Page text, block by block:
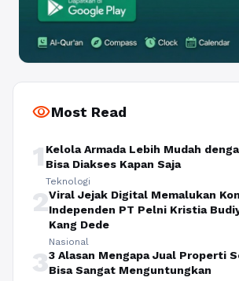
visibilityMost Read
1 Kelola Armada Lebih Mudah
Bisa Diakses Kapan Saja
Teknologi
2Viral Jejak Digital Memalukan
Independen PT Pelni Kristia
Kang Dede
Nasional
33 Alasan Mengapa Jual Properti
Bisa Sangat Menguntungkan